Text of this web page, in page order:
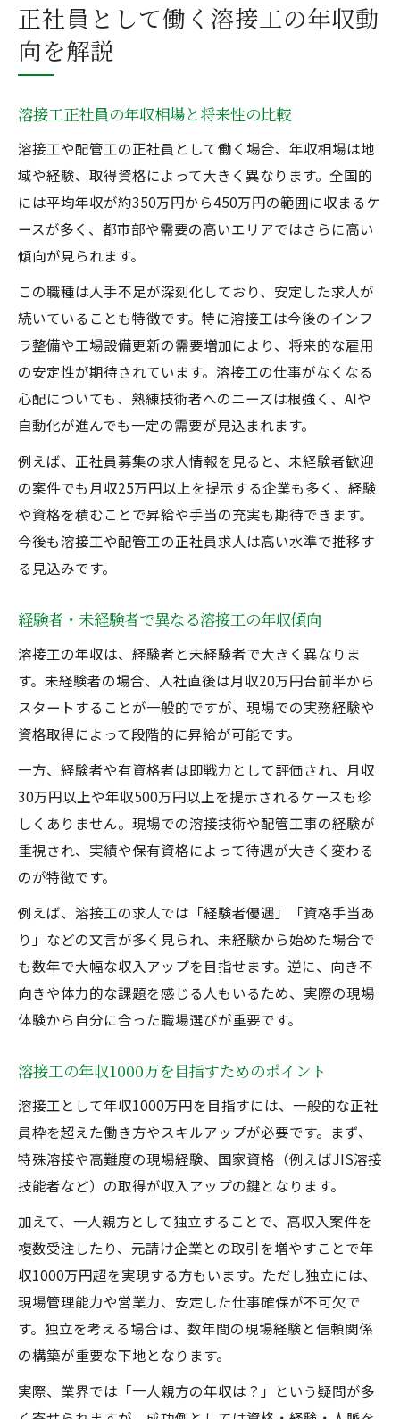
正社員として働く溶接工の年収動
向を解説
溶接工正社員の年収相場と将来性の比較
溶接工や配管工の正社員として働く場合、年収相場は地
域や経験、取得資格によって大きく異なります。全国的
には平均年収が約350万円から450万円の範囲に収まるケ
ースが多く、都市部や需要の高いエリアではさらに高い
傾向が見られます。
この職種は人手不足が深刻化しており、安定した求人が
続いていることも特徴です。特に溶接工は今後のインフ
ラ整備や工場設備更新の需要増加により、将来的な雇用
の安定性が期待されています。溶接工の仕事がなくなる
心配についても、熟練技術者へのニーズは根強く、AIや
自動化が進んでも一定の需要が見込まれます。
例えば、正社員募集の求人情報を見ると、未経験者歓迎
の案件でも月収25万円以上を提示する企業も多く、経験
や資格を積むことで昇給や手当の充実も期待できます。
今後も溶接工や配管工の正社員求人は高い水準で推移す
る見込みです。
経験者・未経験者で異なる溶接工の年収傾向
溶接工の年収は、経験者と未経験者で大きく異なりま
す。未経験者の場合、入社直後は月収20万円台前半から
スタートすることが一般的ですが、現場での実務経験や
資格取得によって段階的に昇給が可能です。
一方、経験者や有資格者は即戦力として評価され、月収
30万円以上や年収500万円以上を提示されるケースも珍
しくありません。現場での溶接技術や配管工事の経験が
重視され、実績や保有資格によって待遇が大きく変わる
のが特徴です。
例えば、溶接工の求人では「経験者優遇」「資格手当あ
り」などの文言が多く見られ、未経験から始めた場合で
も数年で大幅な収入アップを目指せます。逆に、向き不
向きや体力的な課題を感じる人もいるため、実際の現場
体験から自分に合った職場選びが重要です。
溶接工の年収1000万を目指すためのポイント
溶接工として年収1000万円を目指すには、一般的な正社
員枠を超えた働き方やスキルアップが必要です。まず、
特殊溶接や高難度の現場経験、国家資格（例えばJIS溶接
技能者など）の取得が収入アップの鍵となります。
加えて、一人親方として独立することで、高収入案件を
複数受注したり、元請け企業との取引を増やすことで年
収1000万円超を実現する方もいます。ただし独立には、
現場管理能力や営業力、安定した仕事確保が不可欠で
す。独立を考える場合は、数年間の現場経験と信頼関係
の構築が重要な下地となります。
実際、業界では「一人親方の年収は？」という疑問が多